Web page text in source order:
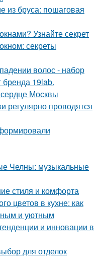
из бруса: пошаговая
Узнайте секрет
секреты
волос - набор
бренда 19lab.
Москвы
регулярно проводятся
Челны: музыкальные
стиля и комфорта
цветов в кухне: как
и уютным
и инновации в
для отделок